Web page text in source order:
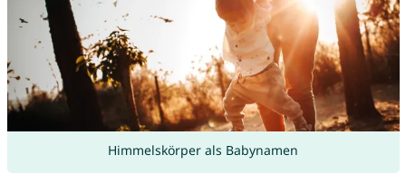
Himmelskörper als Babynamen